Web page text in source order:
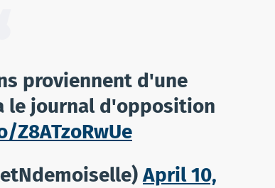
proviennent d'une
le journal d'opposition
April 10,